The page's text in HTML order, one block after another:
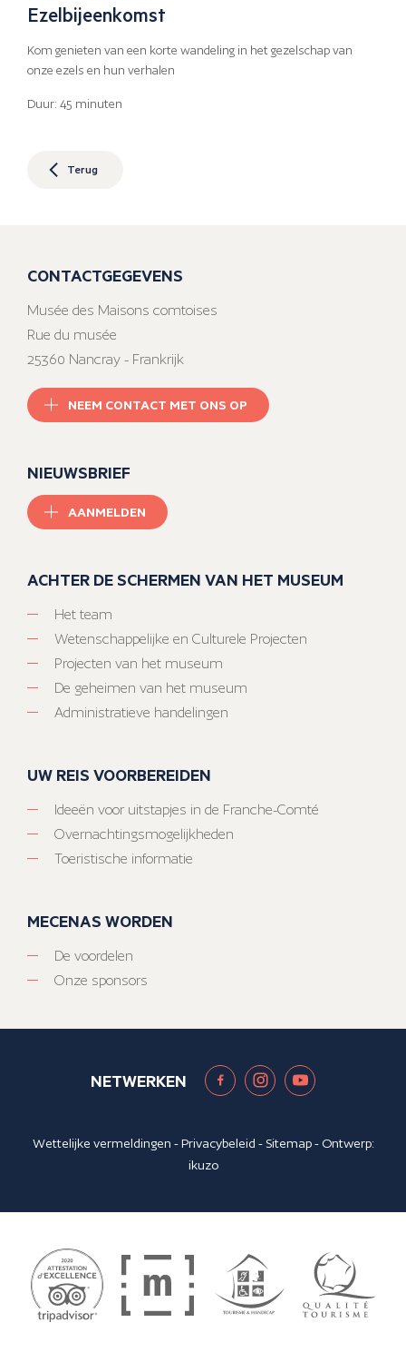
Ezelbijeenkomst
Kom genieten van een korte wandeling in het gezelschap van
onze ezels en hun verhalen
Duur: 45 minuten
Terug
CONTACTGEGEVENS
Musée des Maisons comtoises
Rue du musée
25360 Nancray - Frankrijk
NEEM CONTACT MET ONS OP
NIEUWSBRIEF
AANMELDEN
ACHTER DE SCHERMEN VAN HET MUSEUM
Het team
Wetenschappelijke en Culturele Projecten
Projecten van het museum
De geheimen van het museum
Administratieve handelingen
UW REIS VOORBEREIDEN
Ideeën voor uitstapjes in de Franche-Comté
Overnachtingsmogelijkheden
Toeristische informatie
MECENAS WORDEN
De voordelen
Onze sponsors
NETWERKEN
Wettelijke vermeldingen -Privacybeleid - Sitemap- Ontwerp:
ikuzo